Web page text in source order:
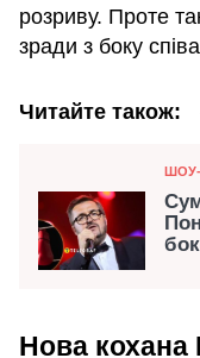
розриву. Проте
зради з боку
Читайте також:
ШОУ-
Нова